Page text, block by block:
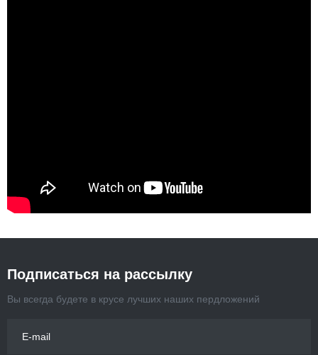
Подписаться на рассылку
Вы всегда будете в крусе лучших наших пердложений